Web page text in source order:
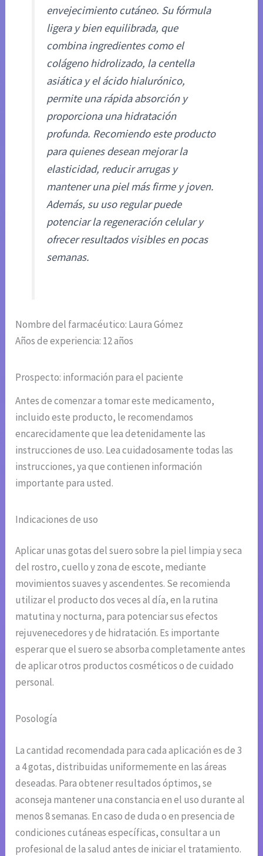
envejecimiento cutáneo. Su fórmula
ligera y bien equilibrada, que
combina ingredientes como el
colágeno hidrolizado, la centella
asiática y el ácido hialurónico,
permite una rápida absorción y
proporciona una hidratación
profunda. Recomiendo este producto
para quienes desean mejorar la
elasticidad, reducir arrugas y
mantener una piel más firme y joven.
Además, su uso regular puede
potenciar la regeneración celular y
ofrecer resultados visibles en pocas
semanas.
Nombre del farmacéutico: Laura Gómez
Años de experiencia: 12 años
Prospecto: información para el paciente
Antes de comenzar a tomar este medicamento,
incluido este producto, le recomendamos
encarecidamente que lea detenidamente las
instrucciones de uso. Lea cuidadosamente todas las
instrucciones, ya que contienen información
importante para usted.
Indicaciones de uso
Aplicar unas gotas del suero sobre la piel limpia y seca
del rostro, cuello y zona de escote, mediante
movimientos suaves y ascendentes. Se recomienda
utilizar el producto dos veces al día, en la rutina
matutina y nocturna, para potenciar sus efectos
rejuvenecedores y de hidratación. Es importante
esperar que el suero se absorba completamente antes
de aplicar otros productos cosméticos o de cuidado
personal.
Posología
La cantidad recomendada para cada aplicación es de 3
a 4 gotas, distribuidas uniformemente en las áreas
deseadas. Para obtener resultados óptimos, se
aconseja mantener una constancia en el uso durante al
menos 8 semanas. En caso de duda o en presencia de
condiciones cutáneas específicas, consultar a un
profesional de la salud antes de iniciar el tratamiento.